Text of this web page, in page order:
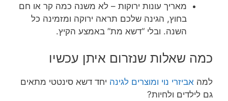
מאריך עונות ירוקות – לא משנה כמה קר או חם
בחוץ, הגינה שלכם תראה ירוקה ומזמינה כל
השנה. ובלי “דשא מת” באמצע הקיץ.
כמה שאלות שנזרום איתן עכשיו
למה אביזרי נוי ומוצרים לגינה יחד דשא סינטטי מתאים
גם לילדים ולחיות?